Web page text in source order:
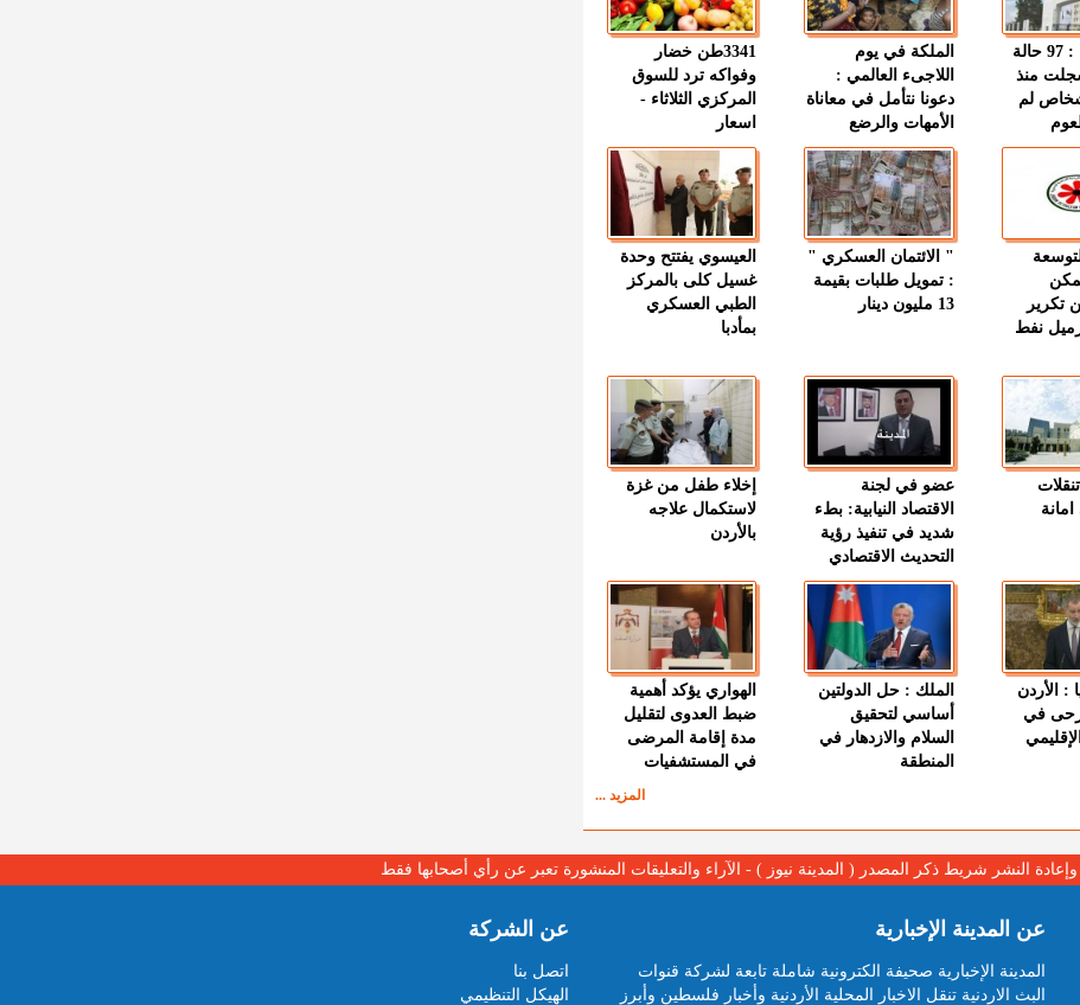
" الصحة " : 97 حالة
منذ
لم
الملكة في يوم
اللاجىء العالمي :
دعونا نتأمل في معاناة
الأمهات والرضع
3341طن خضار
وفواكه ترد للسوق
المركزي الثلاثاء -
اسعار
تكرير
برميل نفط
" الائتمان العسكري "
: تمويل طلبات بقيمة
13 مليون دينار
العيسوي يفتتح وحدة
غسيل كلى بالمركز
الطبي العسكري
بمأدبا
عضو في لجنة
الاقتصاد النيابية: بطء
شديد في تنفيذ رؤية
التحديث الاقتصادي
إخلاء طفل من غزة
لاستكمال علاجه
بالأردن
: الأردن
في
الملك : حل الدولتين
أساسي لتحقيق
السلام والازدهار في
المنطقة
الهواري يؤكد أهمية
ضبط العدوى لتقليل
مدة إقامة المرضى
في المستشفيات
المزيد ...
وإعادة النشر شريط ذكر المصدر ( المدينة نيوز ) - الآراء والتعليقات المنشورة تعبر عن رأي أصحابها فقط
عن المدينة الإخبارية
المدينة الإخبارية صحيفة الكترونية شاملة تابعة لشركة قنوات
البث الاردنية تنقل الاخبار المحلية الأردنية وأخبار فلسطين وأبرز
عن الشركة
اتصل بنا
الهيكل التنظيمي